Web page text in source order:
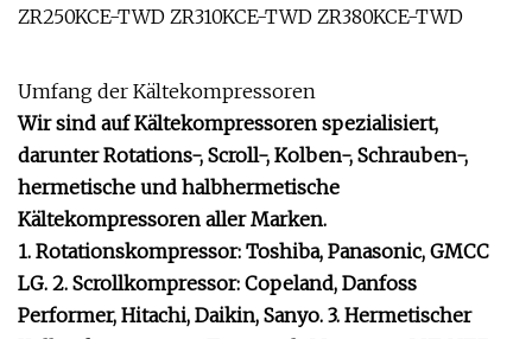
ZR250KCE-TWD ZR310KCE-TWD ZR380KCE-TWD
Umfang der Kältekompressoren
Wir sind auf Kältekompressoren spezialisiert,
darunter Rotations-, Scroll-, Kolben-, Schrauben-,
hermetische und halbhermetische
Kältekompressoren aller Marken.
1. Rotationskompressor: Toshiba, Panasonic, GMCC
LG. 2. Scrollkompressor: Copeland, Danfoss
Performer, Hitachi, Daikin, Sanyo. 3. Hermetischer